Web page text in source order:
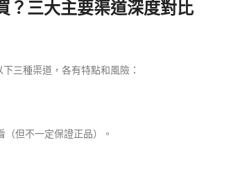
？三大主要渠道深度對比
三種渠道，各有特點和風險：
但不一定保證正品）。